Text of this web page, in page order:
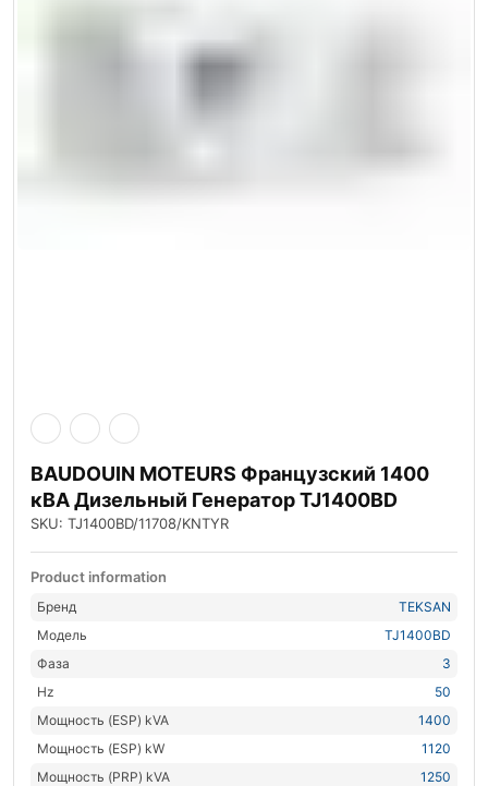
BAUDOUIN MOTEURS Французский 1400
кВА Дизельный Генератор TJ1400BD
SKU: TJ1400BD/11708/KNTYR
Product information
Бренд
TEKSAN
Модель
TJ1400BD
Фаза
3
Hz
50
Мощность (ESP) kVA
1400
Мощность (ESP) kW
1120
Мощность (PRP) kVA
1250